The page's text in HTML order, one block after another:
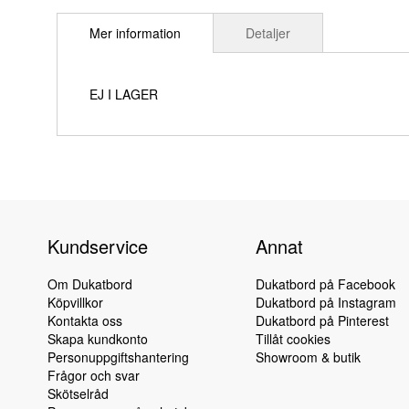
till
börjanMer information
EJ I LAGER
Detaljer
Kundservice
Om Dukatbord
Köpvillkor
Kontakta oss
Skapa kundkonto
Personuppgiftshantering
Frågor och svar
Skötselråd
Annat
Dukatbord på Facebook
Dukatbord på Instagram
Dukatbord på Pinterest
Tillåt cookies
Showroom & butik